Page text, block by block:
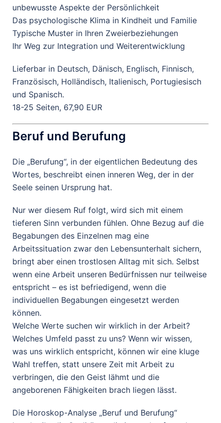
unbewusste Aspekte der Persönlichkeit
Das psychologische Klima in Kindheit und Familie
Typische Muster in Ihren Zweierbeziehungen
Ihr Weg zur Integration und Weiterentwicklung
Lieferbar in Deutsch, Dänisch, Englisch, Finnisch,
Französisch, Holländisch, Italienisch, Portugiesisch
und Spanisch.
18-25 Seiten, 67,90 EUR
Beruf und Berufung
Die „Berufung“, in der eigentlichen Bedeutung des
Wortes, beschreibt einen inneren Weg, der in der
Seele seinen Ursprung hat.
Nur wer diesem Ruf folgt, wird sich mit einem
tieferen Sinn verbunden fühlen. Ohne Bezug auf die
Begabungen des Einzelnen mag eine
Arbeitssituation zwar den Lebensunterhalt sichern,
bringt aber einen trostlosen Alltag mit sich. Selbst
wenn eine Arbeit unseren Bedürfnissen nur teilweise
entspricht – es ist befriedigend, wenn die
individuellen Begabungen eingesetzt werden
können.
Welche Werte suchen wir wirklich in der Arbeit?
Welches Umfeld passt zu uns? Wenn wir wissen,
was uns wirklich entspricht, können wir eine kluge
Wahl treffen, statt unsere Zeit mit Arbeit zu
verbringen, die den Geist lähmt und die
angeborenen Fähigkeiten brach liegen lässt.
Die Horoskop-Analyse „Beruf und Berufung“